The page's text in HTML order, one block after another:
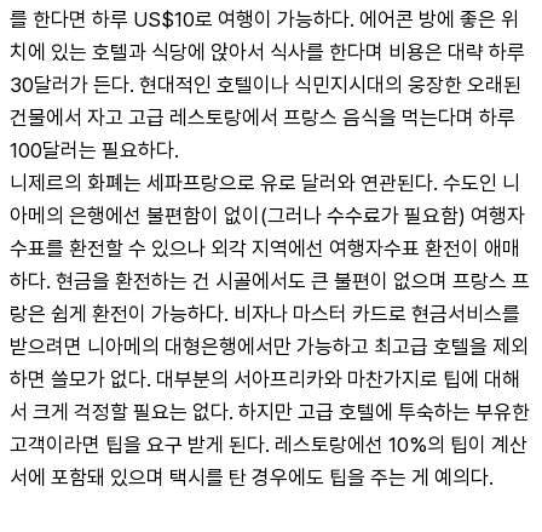
를 한다면 하루 US$10로 여행이 가능하다. 에어콘 방에 좋은 위
치에 있는 호텔과 식당에 앉아서 식사를 한다며 비용은 대략 하루
30달러가 든다. 현대적인 호텔이나 식민지시대의 웅장한 오래된
건물에서 자고 고급 레스토랑에서 프랑스 음식을 먹는다며 하루
100달러는 필요하다.
니제르의 화폐는 세파프랑으로 유로 달러와 연관된다. 수도인 니
아메의 은행에선 불편함이 없이(그러나 수수료가 필요함) 여행자
수표를 환전할 수 있으나 외각 지역에선 여행자수표 환전이 애매
하다. 현금을 환전하는 건 시골에서도 큰 불편이 없으며 프랑스 프
랑은 쉽게 환전이 가능하다. 비자나 마스터 카드로 현금서비스를
받으려면 니아메의 대형은행에서만 가능하고 최고급 호텔을 제외
하면 쓸모가 없다. 대부분의 서아프리카와 마찬가지로 팁에 대해
서 크게 걱정할 필요는 없다. 하지만 고급 호텔에 투숙하는 부유한
고객이라면 팁을 요구 받게 된다. 레스토랑에선 10%의 팁이 계산
서에 포함돼 있으며 택시를 탄 경우에도 팁을 주는 게 예의다.